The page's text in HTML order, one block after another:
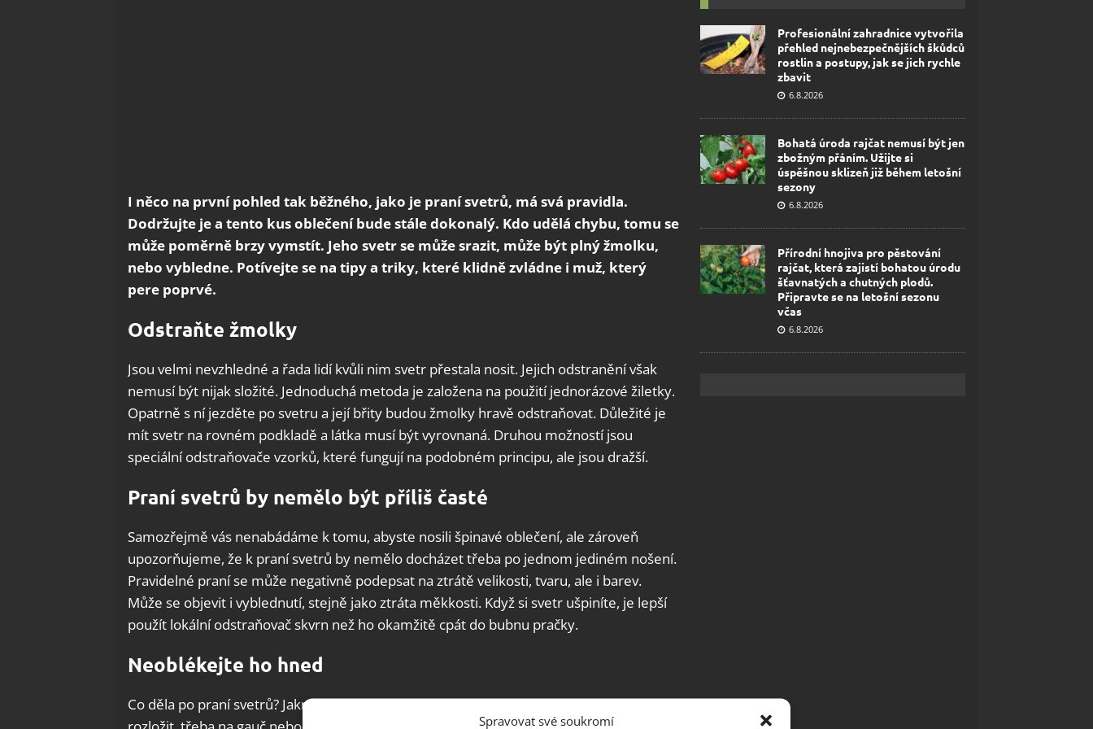
Spravovat své soukromí
I něco na první pohled tak běžného, jako je praní svetrů, má svá pravidla.
Dodržujte je a tento kus oblečení bude stále dokonalý. Kdo udělá chybu, tomu se
může poměrně brzy vymstít. Jeho svetr se může srazit, může být plný žmolku,
nebo vybledne. Potívejte se na tipy a triky, které klidně zvládne i muž, který
pere poprvé.
Odstraňte žmolky
Jsou velmi nevzhledné a řada lidí kvůli nim svetr přestala nosit. Jejich odstranění však
nemusí být nijak složité. Jednoduchá metoda je založena na použití jednorázové žiletky.
Opatrně s ní jezděte po svetru a její břity budou žmolky hravě odstraňovat. Důležité je
mít svetr na rovném podkladě a látka musí být vyrovnaná. Druhou možností jsou
speciální odstraňovače vzorků, které fungují na podobném principu, ale jsou dražší.
Praní svetrů by nemělo být příliš časté
Samozřejmě vás nenabádáme k tomu, abyste nosili špinavé oblečení, ale zároveň
upozorňujeme, že k praní svetrů by nemělo docházet třeba po jednom jediném nošení.
Pravidelné praní se může negativně podepsat na ztrátě velikosti, tvaru, ale i barev.
Může se objevit i vyblednutí, stejně jako ztráta měkkosti. Když si svetr ušpiníte, je lepší
použít lokální odstraňovač skvrn než ho okamžitě cpát do bubnu pračky.
Neoblékejte ho hned
Co děla po praní svetrů? Jakmile je usušen, neměli byste si ho hned oblékat. Je dobré ho
Profesionální zahradnice vytvořila
přehled nejnebezpečnějších škůdců
rostlin a postupy, jak se jich rychle
zbavit
6.8.2026
Bohatá úroda rajčat nemusí být jen
zbožným přáním. Užijte si
úspěšnou sklizeň již během letošní
sezony
6.8.2026
Přírodní hnojiva pro pěstování
rajčat, která zajistí bohatou úrodu
šťavnatých a chutných plodů.
Připravte se na letošní sezonu
včas
6.8.2026